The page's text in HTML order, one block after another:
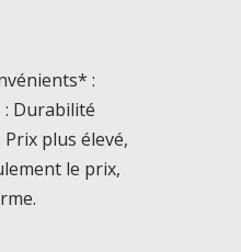
:
Durabilité
plus élevé,
le prix,